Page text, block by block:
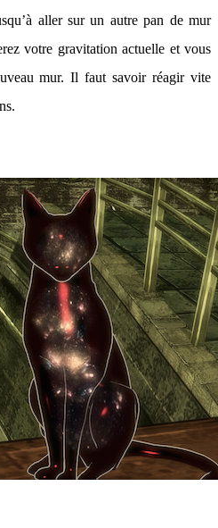
aller sur un autre pan de mur
votre gravitation actuelle et vous
mur. Il faut savoir réagir vite